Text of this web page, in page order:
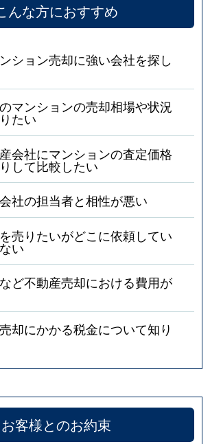
んな方におすすめ
ション売却に強い会社を探し
マンションの売却相場や状況
たい
会社にマンションの査定価格
して比較したい
社の担当者と相性が悪い
売りたいがどこに依頼してい
い
ど不動産売却における費用が
却にかかる税金について知り
お客様とのお約束